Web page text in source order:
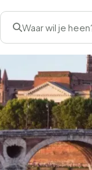
Waar wil je